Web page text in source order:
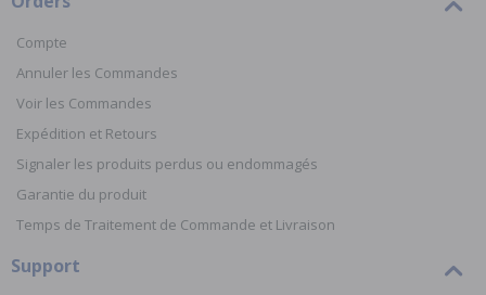
Compte
Annuler les Commandes
Voir les Commandes
Expédition et Retours
Signaler les produits perdus ou endommagés
Garantie du produit
Temps de Traitement de Commande et Livraison
Support